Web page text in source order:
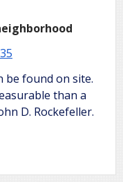
be found on site.
than a
D. Rockefeller.